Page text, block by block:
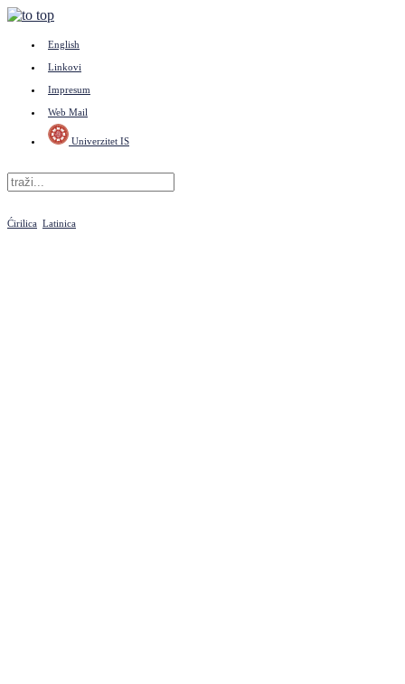
English
Linkovi
Impresum
Web Mail
Univerzitet IS
Ćirilica Latinica